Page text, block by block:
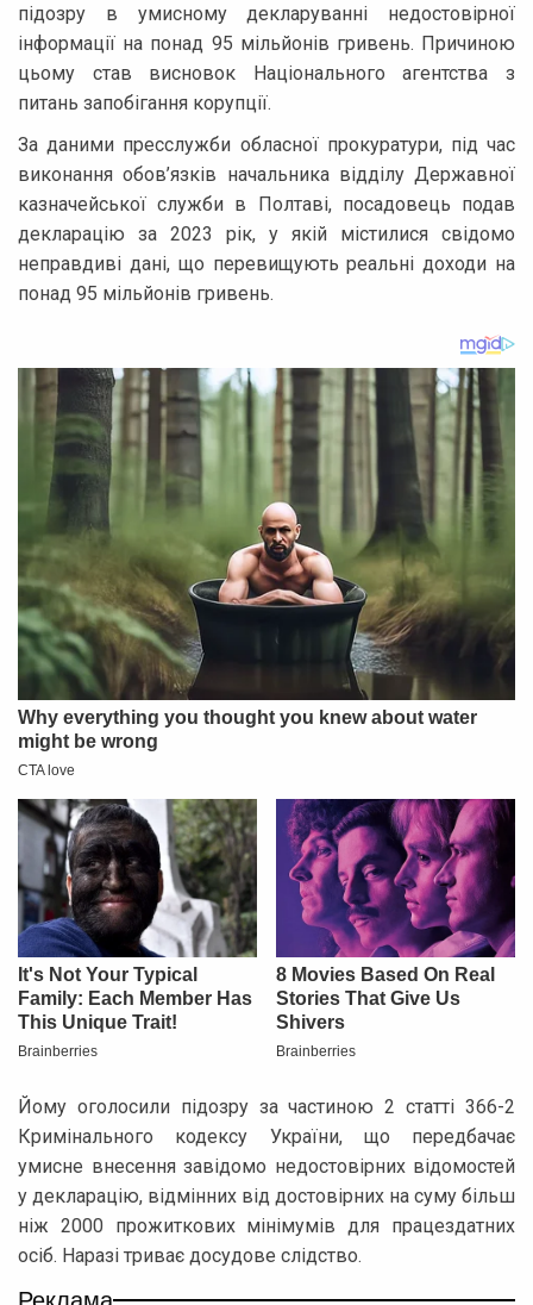
підозру в умисному декларуванні недостовірної
інформації на понад 95 мільйонів гривень. Причиною
цьому став висновок Національного агентства з
питань запобігання корупції.
За даними пресслужби обласної прокуратури, під час
виконання обов’язків начальника відділу Державної
казначейської служби в Полтаві, посадовець подав
декларацію за 2023 рік, у якій містилися свідомо
неправдиві дані, що перевищують реальні доходи на
понад 95 мільйонів гривень.
Йому оголосили підозру за частиною 2 статті 366-2
Кримінального кодексу України, що передбачає
умисне внесення завідомо недостовірних відомостей
у декларацію, відмінних від достовірних на суму більш
ніж 2000 прожиткових мінімумів для працездатних
осіб. Наразі триває досудове слідство.